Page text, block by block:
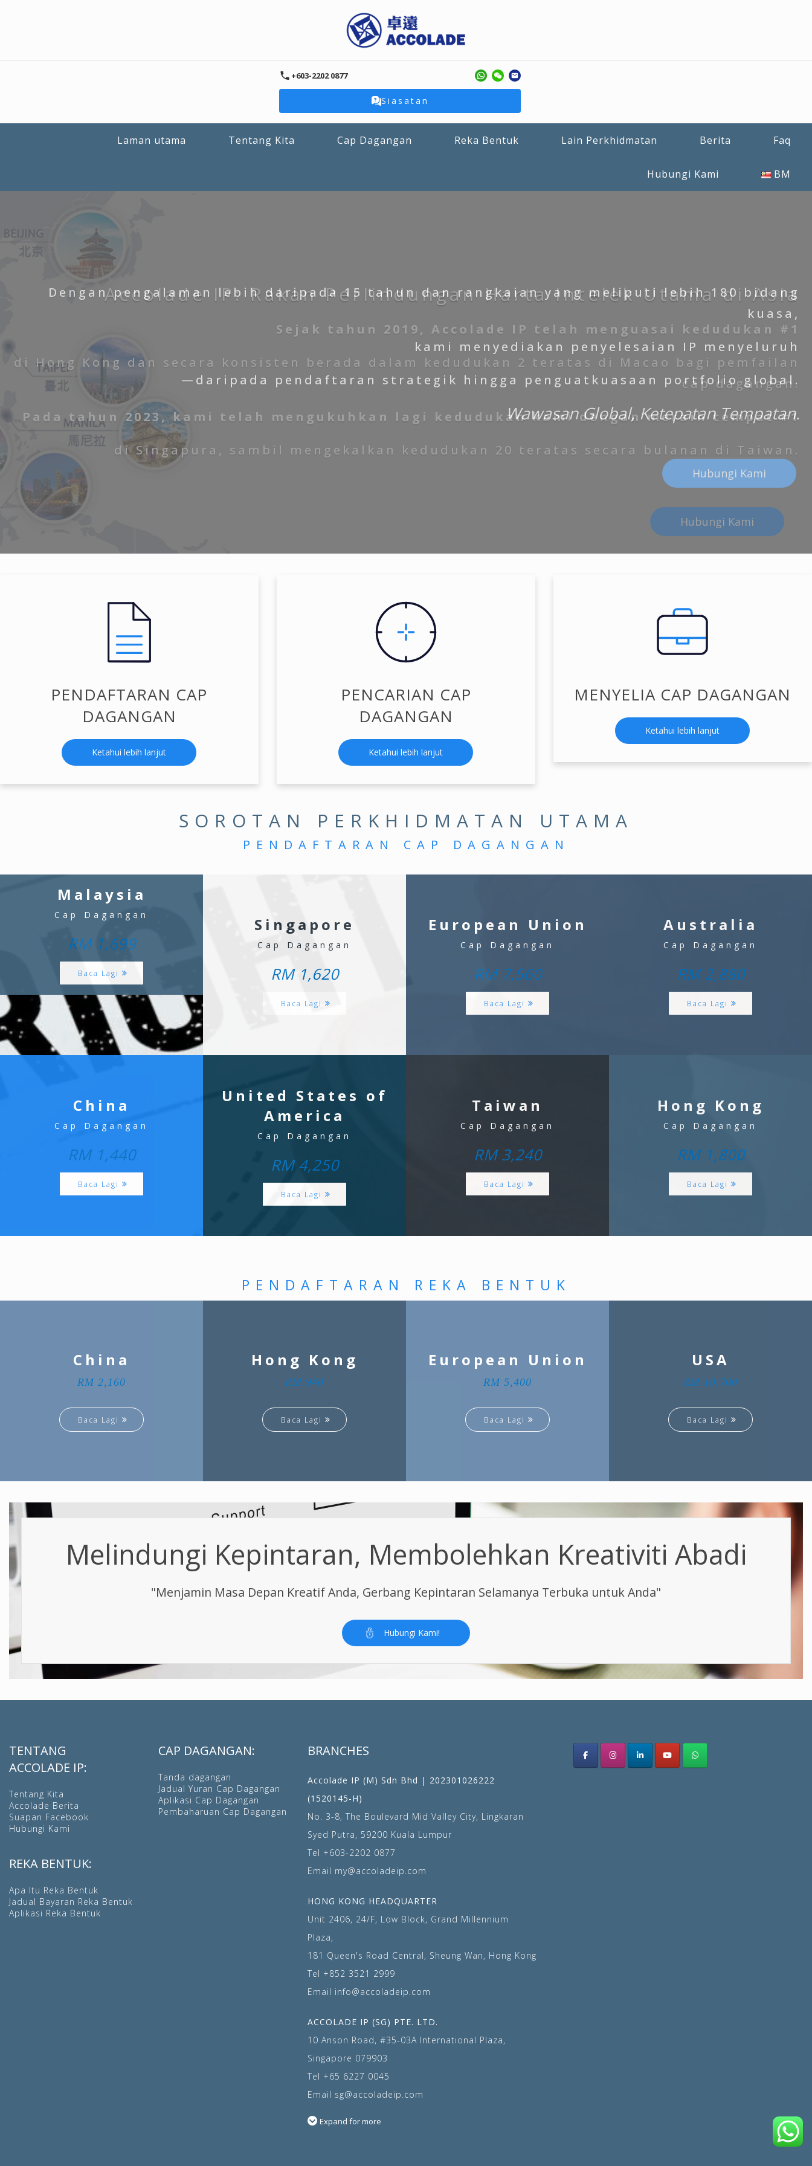
+603-2202 0877
Siasatan
Laman utama Tentang Kita Cap Dagangan Reka Bentuk Lain Perkhidmatan Berita Faq
Hubungi Kami BM
Dengan pengalaman lebih daripada 15 tahun dan rangkaian yang meliputi lebih 180 bidang
kuasa,
kami menyediakan penyelesaian IP menyeluruh
—daripada pendaftaran strategik hingga penguatkuasaan portfolio global.
Wawasan Global, Ketepatan Tempatan.
Hubungi Kami
PENDAFTARAN CAP
DAGANGAN
Ketahui lebih lanjut
PENCARIAN CAP
DAGANGAN
Ketahui lebih lanjut
MENYELIA CAP DAGANGAN
Ketahui lebih lanjut
SOROTAN PERKHIDMATAN UTAMA
PENDAFTARAN CAP DAGANGAN
Malaysia
Cap Dagangan
RM 1,699
Baca Lagi
China
Cap Dagangan
RM 1,440
Baca Lagi
Singapore
Cap Dagangan
RM 1,620
Baca Lagi
United States of
America
Cap Dagangan
RM 4,250
Baca Lagi
European Union
Cap Dagangan
RM 7,560
Baca Lagi
Taiwan
Cap Dagangan
RM 3,240
Baca Lagi
Australia
Cap Dagangan
RM 2,880
Baca Lagi
Hong Kong
Cap Dagangan
RM 1,800
Baca Lagi
PENDAFTARAN REKA BENTUK
China
RM 2,160
Baca Lagi
Hong Kong
RM 940
Baca Lagi
European Union
RM 5,400
Baca Lagi
USA
RM 10,700
Baca Lagi
Melindungi Kepintaran, Membolehkan Kreativiti Abadi
"Menjamin Masa Depan Kreatif Anda, Gerbang Kepintaran Selamanya Terbuka untuk Anda"
Hubungi Kami!
TENTANG
ACCOLADE IP:
Tentang Kita
Accolade Berita
Suapan Facebook
Hubungi Kami
REKA BENTUK:
Apa Itu Reka Bentuk
Jadual Bayaran Reka Bentuk
Aplikasi Reka Bentuk
CAP DAGANGAN:
Tanda dagangan
Jadual Yuran Cap Dagangan
Aplikasi Cap Dagangan
Pembaharuan Cap Dagangan
BRANCHES
Accolade IP (M) Sdn Bhd | 202301026222
(1520145-H)
No. 3-8, The Boulevard Mid Valley City, Lingkaran
Syed Putra, 59200 Kuala Lumpur
Tel +603-2202 0877
Email my@accoladeip.com
HONG KONG HEADQUARTER
Unit 2406, 24/F, Low Block, Grand Millennium
Plaza,
181 Queen's Road Central, Sheung Wan, Hong Kong
Tel +852 3521 2999
Email info@accoladeip.com
ACCOLADE IP (SG) PTE. LTD.
10 Anson Road, #35-03A International Plaza,
Singapore 079903
Tel +65 6227 0045
Email sg@accoladeip.com
Expand for more